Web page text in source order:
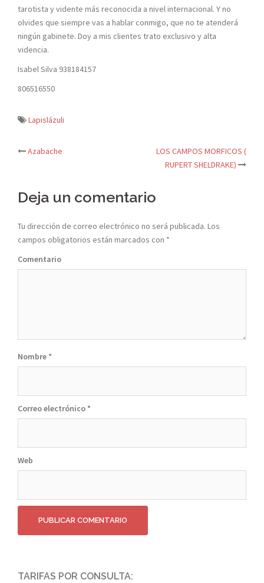
tarotista y vidente más reconocida a nivel internacional. Y no
olvides que siempre vas a hablar conmigo, que no te atenderá
ningún gabinete. Doy a mis clientes trato exclusivo y alta
videncia.
Isabel Silva 938184157
806516550
Lapislázuli
Navegación
de
entradas
Azabache
LOS CAMPOS MORFICOS (
RUPERT SHELDRAKE)
Deja un comentario
Tu dirección de correo electrónico no será publicada. Los
campos obligatorios están marcados con *
Comentario
Nombre *
Correo electrónico *
Web
TARIFAS POR CONSULTA: